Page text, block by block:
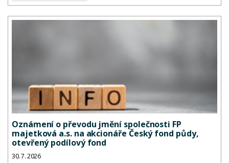
Oznámení o převodu jmění společnosti FP
majetková a.s. na akcionáře Český fond půdy,
otevřený podílový fond
30. 7. 2026